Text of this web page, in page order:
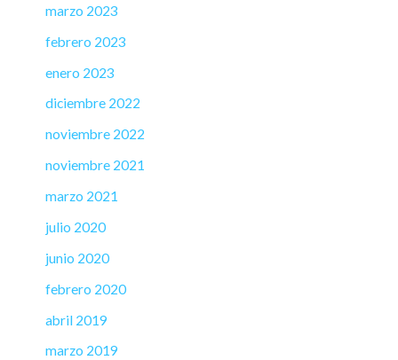
marzo 2023
febrero 2023
enero 2023
diciembre 2022
noviembre 2022
noviembre 2021
marzo 2021
julio 2020
junio 2020
febrero 2020
abril 2019
marzo 2019